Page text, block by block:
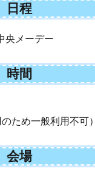
日程
央メーデー
時間
ため一般利用不可）
会場